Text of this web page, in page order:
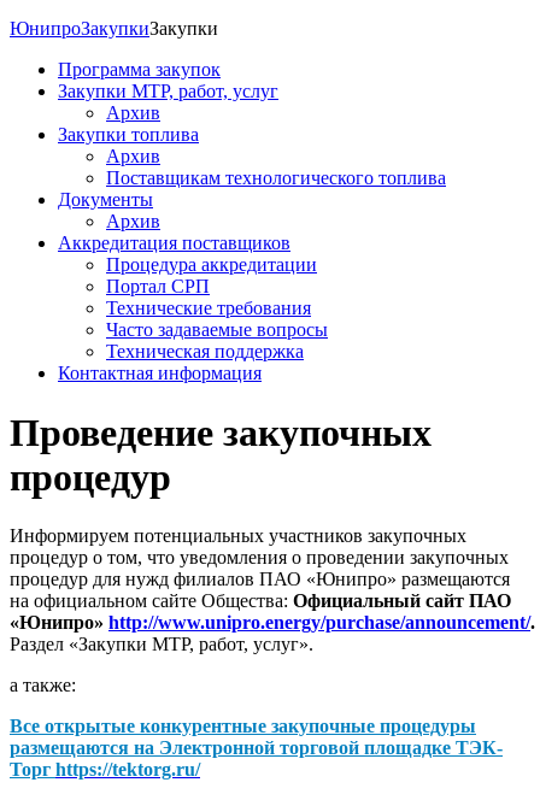
ЮнипроЗакупкиЗакупки
Программа закупок
Закупки МТР, работ, услуг
Архив
Закупки топлива
Архив
Поставщикам технологического топлива
Документы
Архив
Аккредитация поставщиков
Процедура аккредитации
Портал СРП
Технические требования
Часто задаваемые вопросы
Техническая поддержка
Контактная информация
Проведение закупочных
процедур
Информируем потенциальных участников закупочных
процедур о том, что уведомления о проведении закупочных
процедур для нужд филиалов ПАО «Юнипро» размещаются
на официальном сайте Общества: Официальный сайт ПАО
«Юнипро» http://www.unipro.energy/purchase/announcement/.
Раздел «Закупки МТР, работ, услуг».
а также:
Все открытые конкурентные закупочные процедуры
размещаются на Электронной торговой площадке ТЭК-
Торг https://tektorg.ru/